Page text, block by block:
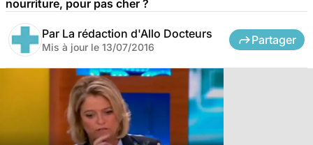
nourriture, pour pas cher ?
Par La rédaction d'Allo Docteurs
Mis à jour le 13/07/2016
Partager